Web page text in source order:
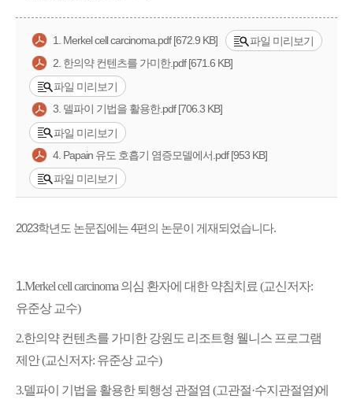
1. Merkel cell carcinoma.pdf [672.9 KB]
파일 미리보기
2. 한의약 컨텐츠를 가미한.pdf [671.6 KB]
파일 미리보기
3. 델파이 기법을 활용한.pdf [706.3 KB]
파일 미리보기
4. Papain 유도 호흡기 염증모델에서.pdf [953 KB]
파일 미리보기
2023학년도 논문집에는 4편의 논문이 게재되었습니다.
1.Merkel cell carcinoma 의심 환자에 대한 약침치료 (교신저자:
유준상 교수)
2.한의약 컨텐츠를 가미한강원도 리조트형 웰니스 프로그램
제안 (교신저자: 유준상 교수)
3.델파이 기법을 활용한 퇴행성 관절염 (고관절·수지관절염)에